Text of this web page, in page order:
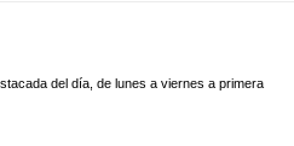
del día, de lunes a viernes a primera